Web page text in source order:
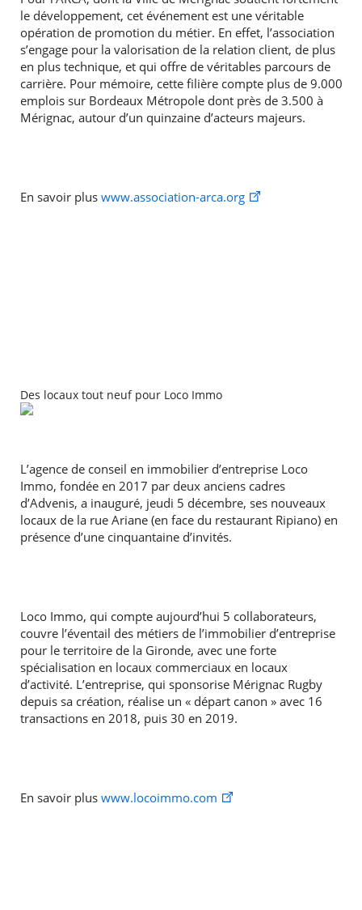
le développement, cet événement est une véritable
opération de promotion du métier. En effet, l’association
s’engage pour la valorisation de la relation client, de plus
en plus technique, et qui offre de véritables parcours de
carrière. Pour mémoire, cette filière compte plus de 9.000
emplois sur Bordeaux Métropole dont près de 3.500 à
Mérignac, autour d’un quinzaine d’acteurs majeurs.
En savoir pluswww.association-arca.org
Des locaux tout neuf pour Loco Immo
L’agence de conseil en immobilier d’entreprise Loco
Immo, fondée en 2017 par deux anciens cadres
d’Advenis, a inauguré, jeudi 5 décembre, ses nouveaux
locaux de la rue Ariane (en face du restaurant Ripiano) en
présence d’une cinquantaine d’invités.
Loco Immo, qui compte aujourd’hui 5 collaborateurs,
couvre l’éventail des métiers de l’immobilier d’entreprise
pour le territoire de la Gironde, avec une forte
spécialisation en locaux commerciaux en locaux
d’activité. L’entreprise, qui sponsorise Mérignac Rugby
depuis sa création, réalise un « départ canon » avec 16
transactions en 2018, puis 30 en 2019.
En savoir pluswww.locoimmo.com